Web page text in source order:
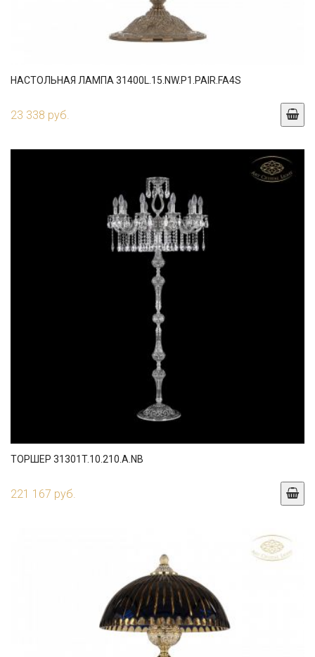
НАСТОЛЬНАЯ ЛАМПА 31400L.15.NW.P1.PAIR.FA4S
23 338 руб.
ТОРШЕР 31301T.10.210.A.NB
221 167 руб.